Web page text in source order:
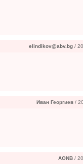
elindikov@abv.bg /
Иван Георгиев /
AONB /